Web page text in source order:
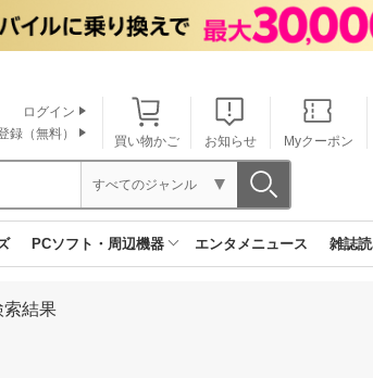
買い物かご お知らせ Myクーポン
ログイン
録（無料）
すべてのジャンル
PCソフト・周辺機器 エンタメニュース 雑誌
索結果